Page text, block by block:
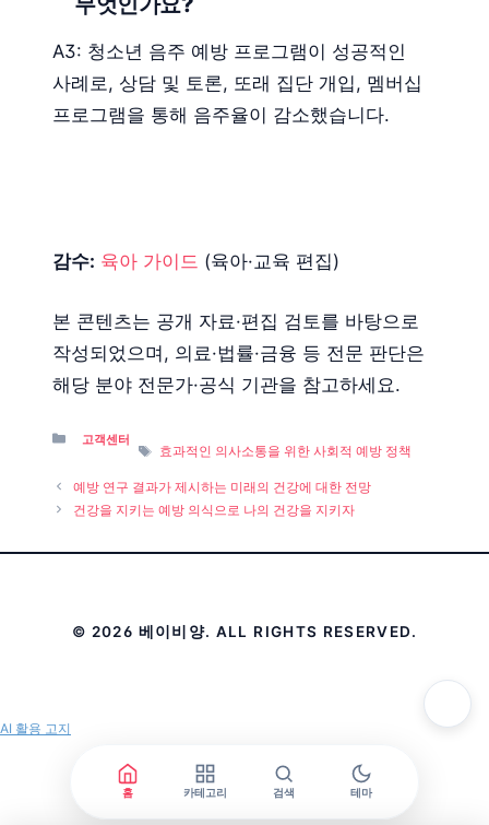
A3: 청소년 음주 예방 프로그램이 성공적인
사례로, 상담 및 토론, 또래 집단 개입, 멤버십
프로그램을 통해 음주율이 감소했습니다.
감수: 육아 가이드 (육아·교육 편집)
본 콘텐츠는 공개 자료·편집 검토를 바탕으로
작성되었으며, 의료·법률·금융 등 전문 판단은
해당 분야 전문가·공식 기관을 참고하세요.
Categories
고객센터
Tags
효과적인 의사소통을 위한 사회적 예방 정책
예방 연구 결과가 제시하는 미래의 건강에 대한 전망
건강을 지키는 예방 의식으로 나의 건강을 지키자
© 2026 베이비양. ALL RIGHTS RESERVED.
AI 활용 고지
홈 카테고리 검색 테마